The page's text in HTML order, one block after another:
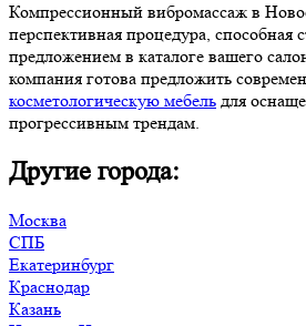
Компрессионный вибромассаж в
перспективная процедура, способная
предложением в каталоге вашего
компания готова предложить
косметологическую мебель для
прогрессивным трендам.
Другие города:
Москва
СПБ
Екатеринбург
Краснодар
Казань